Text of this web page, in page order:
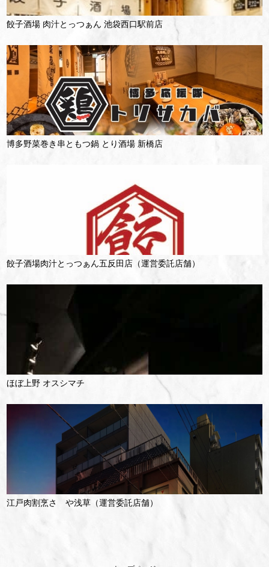
餃子酒場 肉汁とっつぁん 池袋西口駅前店
博多野菜巻き串ともつ鍋 とり酒場 新橋店
餃子酒場肉汁とっつぁん五反田店（運営委託店舗）
ほぼ上野 オスシマチ
江戸肉割烹さゝや浅草（運営委託店舗）